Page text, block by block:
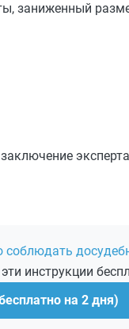
заниженный
соблюдать
инструкции
на 2 дня)